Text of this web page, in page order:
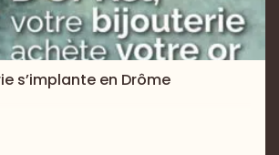
s’implante en Drôme